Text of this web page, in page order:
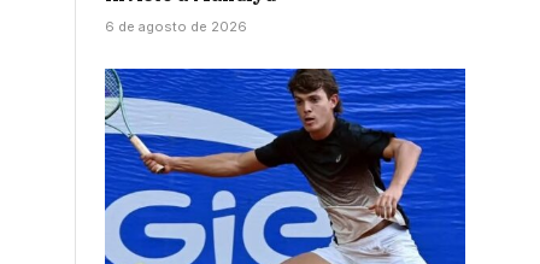
6 de agosto de 2026